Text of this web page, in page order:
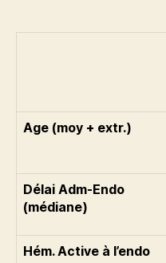
Age (moy + extr.)
Délai Adm-Endo
(médiane)
Hém. Active à l’endo